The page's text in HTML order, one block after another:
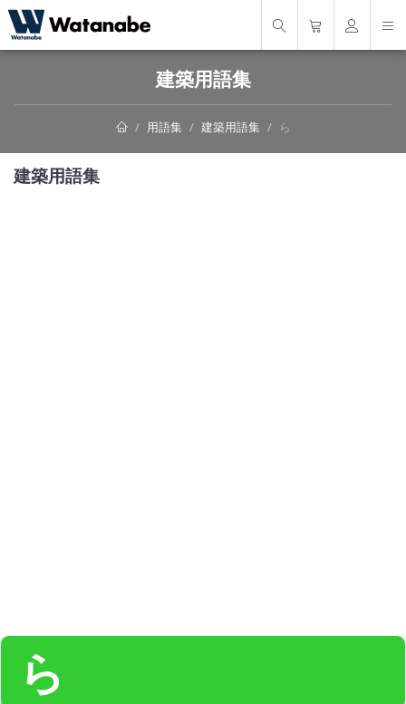
建築用語集
用語集 建築用語集 ら
建築用語集
ら